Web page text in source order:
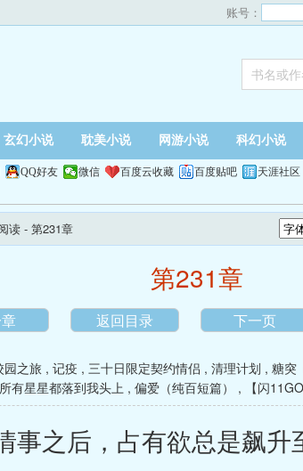
账号：
玄幻小说 耽美小说 网游小说 科幻小说
QQ好友 微信 百度云收藏 百度贴吧 天涯社区
读 - 第231章
第231章
返回目录 下一页
园之旅 , 记疫 , 三十日限定契约情侣 , 清理计划 , 糖突
有星星都落到我头上 , 偏爱（纯百短篇） , 【闪
之后，占有欲总是飙升